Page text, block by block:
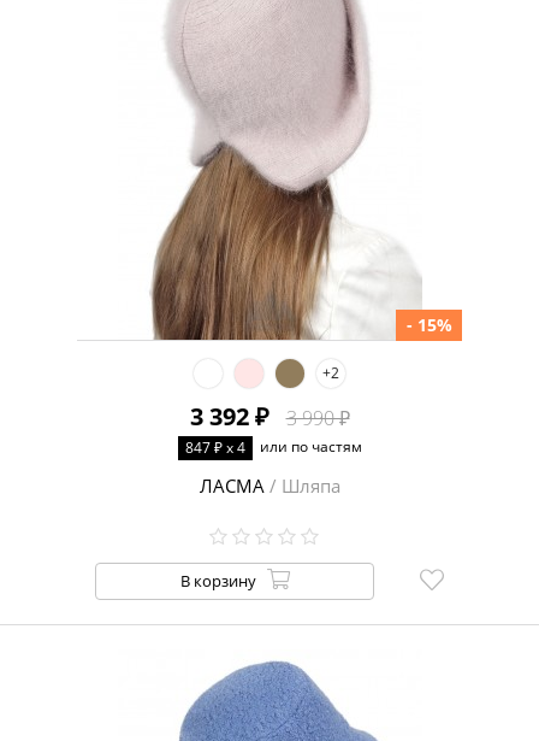
+2
3 392 ₽ 3 990 ₽
- 15%
847 ₽ x 4 или по частям
ЛАСМА/ Шляпа
В корзину